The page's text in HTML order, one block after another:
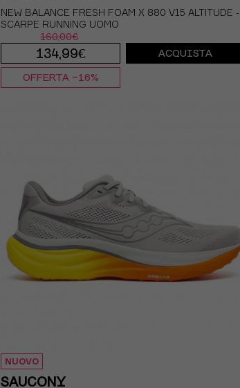
NEW BALANCE FRESH FOAM X 880 V15 ALTITUDE -
SCARPE RUNNING UOMO
160,00€
134,99€
EUR 45 / US 11 EUR 45.5 / US 11.5
ACQUISTA
OFFERTA -16%
NUOVO
SAUCONY